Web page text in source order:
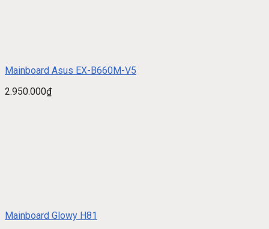
Mainboard Asus EX-B660M-V5
2.950.000₫
Mainboard Glowy H81